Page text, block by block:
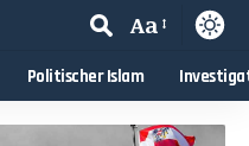
Aa
Politischer Islam